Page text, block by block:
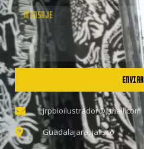
ENVIAR
jrpbioilustrador@gmail.com
Guadalajara, jalisco